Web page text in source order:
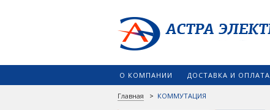
О КОМПАНИИ ДОСТАВКА И ОПЛАТА
Главная > КОММУТАЦИЯ